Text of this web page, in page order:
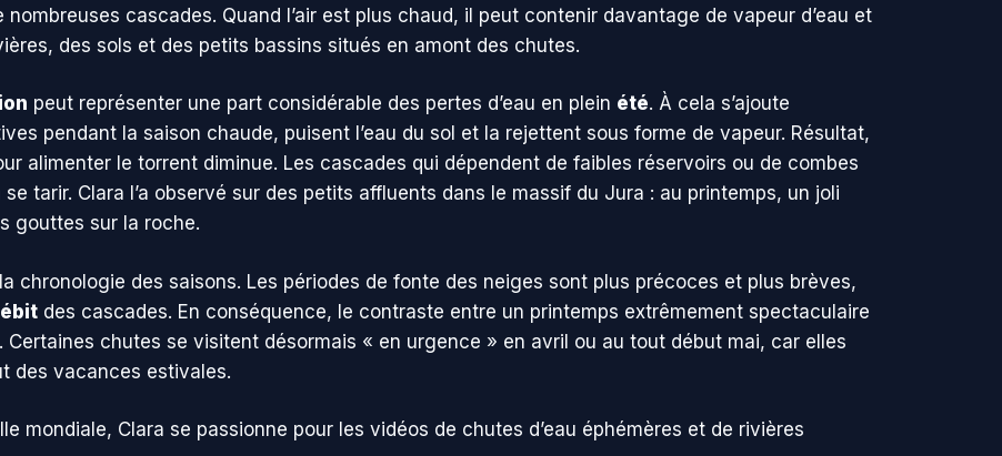
cascades. Quand l’air est plus chaud, il peut contenir davantage de vapeur d’eau et
des sols et des petits bassins situés en amont des chutes.
peut représenter une part considérable des pertes d’eau en plein été. À cela s’ajoute
pendant la saison chaude, puisent l’eau du sol et la rejettent sous forme de vapeur. Résultat,
alimenter le torrent diminue. Les cascades qui dépendent de faibles réservoirs ou de combes
tarir. Clara l’a observé sur des petits affluents dans le massif du Jura : au printemps, un joli
gouttes sur la roche.
chronologie des saisons. Les périodes de fonte des neiges sont plus précoces et plus brèves,
des cascades. En conséquence, le contraste entre un printemps extrêmement spectaculaire
chutes se visitent désormais « en urgence » en avril ou au tout début mai, car elles
des vacances estivales.
mondiale, Clara se passionne pour les vidéos de chutes d’eau éphémères et de rivières